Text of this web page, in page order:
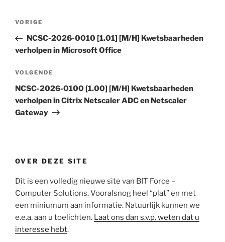
Bericht
Vorig
bericht
VORIGE
NCSC-2026-0010 [1.01] [M/H] Kwetsbaarheden
verholpen in Microsoft Office
Volgend
bericht
VOLGENDE
NCSC-2026-0100 [1.00] [M/H] Kwetsbaarheden
verholpen in Citrix Netscaler ADC en Netscaler
Gateway
OVER DEZE SITE
Dit is een volledig nieuwe site van BIT Force –
Computer Solutions. Vooralsnog heel “plat” en met
een miniumum aan informatie. Natuurlijk kunnen we
e.e.a. aan u toelichten. Laat ons dan s.v.p. weten dat u
interesse hebt.